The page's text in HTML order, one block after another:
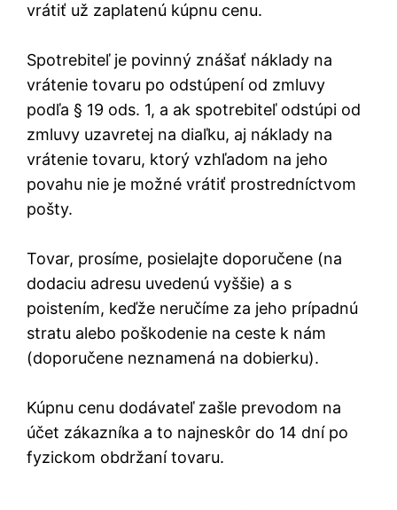
vrátiť už zaplatenú kúpnu cenu.
Spotrebiteľ je povinný znášať náklady na
vrátenie tovaru po odstúpení od zmluvy
podľa § 19 ods. 1, a ak spotrebiteľ odstúpi od
zmluvy uzavretej na diaľku, aj náklady na
vrátenie tovaru, ktorý vzhľadom na jeho
povahu nie je možné vrátiť prostredníctvom
pošty.
Tovar, prosíme, posielajte doporučene (na
dodaciu adresu uvedenú vyššie) a s
poistením, keďže neručíme za jeho prípadnú
stratu alebo poškodenie na ceste k nám
(doporučene neznamená na dobierku).
Kúpnu cenu dodávateľ zašle prevodom na
účet zákazníka a to najneskôr do 14 dní po
fyzickom obdržaní tovaru.